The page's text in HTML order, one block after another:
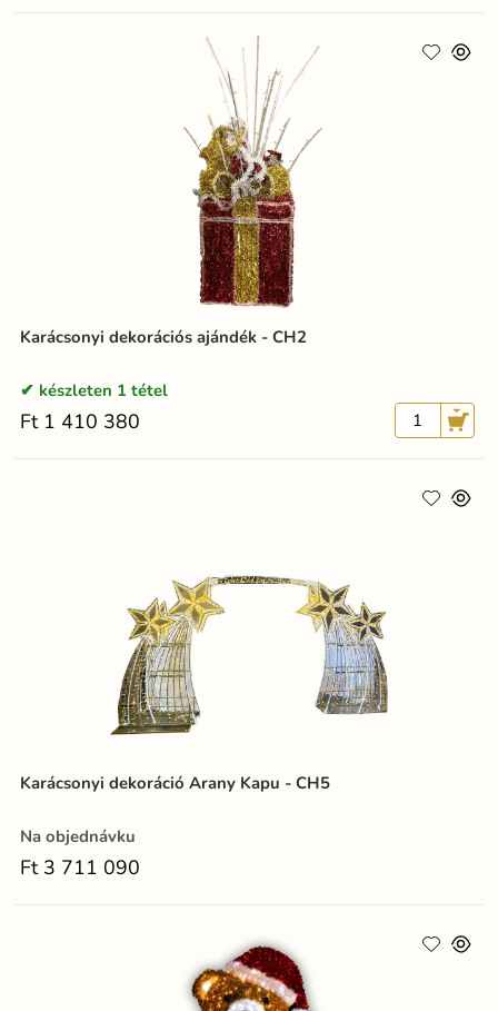
Karácsonyi dekorációs ajándék - CH2
készleten 1 tétel
Ft 1 410 380
Karácsonyi dekoráció Arany Kapu - CH5
Na objednávku
Ft 3 711 090